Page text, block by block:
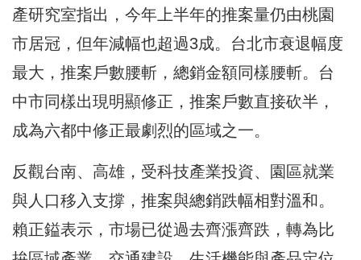
產研究室指出，今年上半年的推案量仍由桃園
市居冠，但年減幅也超過3成。台北市衰退幅度
最大，推案戶數腰斬，總銷金額同樣腰斬。台
中市同樣出現明顯修正，推案戶數直接砍半，
成為六都中修正最劇烈的區域之一。
反觀台南、高雄，受科技產業投資、園區就業
與人口移入支撐，推案與總銷跌幅相對溫和。
賴正鎰表示，市場已從過去齊漲齊跌，轉為比